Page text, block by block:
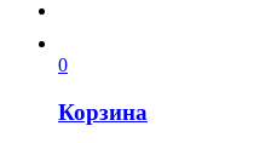
0
Корзина